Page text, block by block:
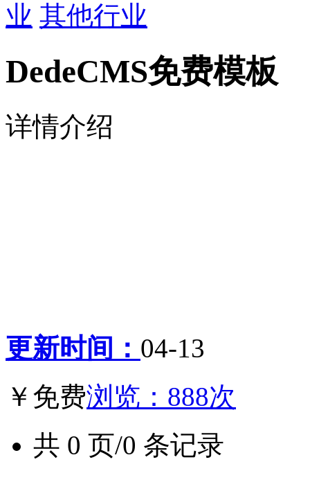
业 其他行业
DedeCMS免费模板
详情介绍
更新时间： 04-13
￥免费浏览：888次
共 0 页/0 条记录